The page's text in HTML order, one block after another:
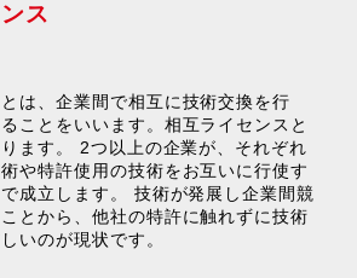
ス
は、企業間で相互に技術交換を行
ことをいいます。相互ライセンスと
ます。 2つ以上の企業が、それぞれ
や特許使用の技術をお互いに行使す
成立します。 技術が発展し企業間競
とから、他社の特許に触れずに技術
いのが現状です。